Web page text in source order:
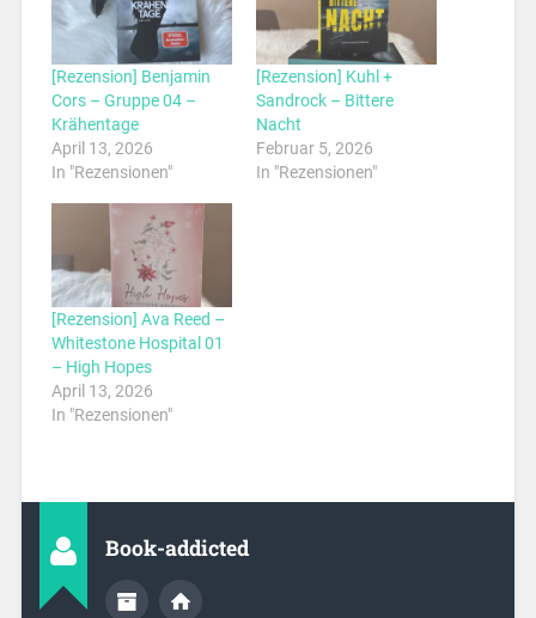
[Rezension] Benjamin
Cors – Gruppe 04 –
Krähentage
April 13, 2026
In "Rezensionen"
[Rezension] Kuhl +
Sandrock – Bittere
Nacht
Februar 5, 2026
In "Rezensionen"
[Rezension] Ava Reed –
Whitestone Hospital 01
– High Hopes
April 13, 2026
In "Rezensionen"
Book-addicted